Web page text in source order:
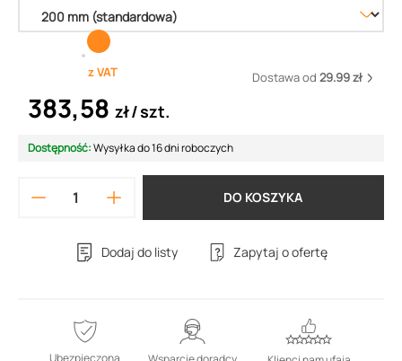
z VAT Dostawa od 29.99 zł
383,58 zł szt.
Dostępność:Wysyłka do 16 dni roboczych
DO KOSZYKA
Dodaj do listy Zapytaj o ofertę
Ubezpieczona